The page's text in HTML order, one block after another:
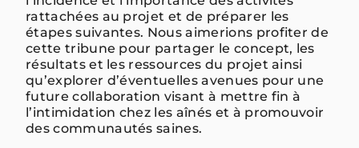
rattachées au projet et de préparer les
étapes suivantes. Nous aimerions profiter de
cette tribune pour partager le concept, les
résultats et les ressources du projet ainsi
qu’explorer d’éventuelles avenues pour une
future collaboration visant à mettre fin à
l’intimidation chez les aînés et à promouvoir
des communautés saines.